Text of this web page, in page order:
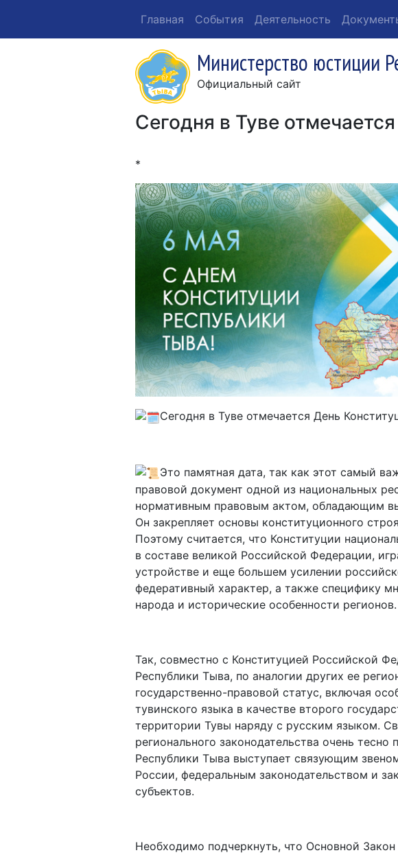
Главная События Деятельность
Министерство юстиции
Официальный сайт
Сегодня в Туве
*
Сегодня в Туве отмечается День
Это памятная дата, так как этот самый
правовой документ одной из национальных
нормативным правовым актом, обладающим
Он закрепляет основы конституционного
Поэтому считается, что Конституции
в составе великой Российской Федерации,
устройстве и еще большем усилении
федеративный характер, а также специфику
народа и исторические особенности регионов.
Так, совместно с Конституцией Российской
Республики Тыва, по аналогии других ее
государственно-правовой статус, включая
тувинского языка в качестве второго
территории Тувы наряду с русским языком.
регионального законодательства очень тесно
Республики Тыва выступает связующим
России, федеральным законодательством и
субъектов.
Необходимо подчеркнуть, что Основной